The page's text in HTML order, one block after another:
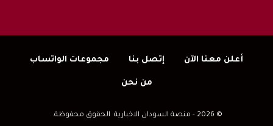
أعلن معنا الآن إتصل بنا مجموعات الواتساب
من نحن
© 2026 - منصة السودان الاخبارية. الحقوق محفوظة.